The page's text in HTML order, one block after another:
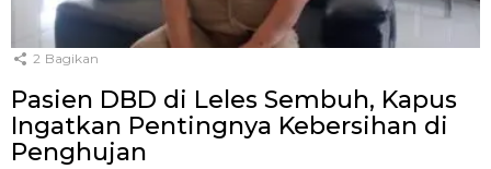
2 Bagikan
Pasien DBD di Leles Sembuh, Kapus
Ingatkan Pentingnya Kebersihan di
Penghujan